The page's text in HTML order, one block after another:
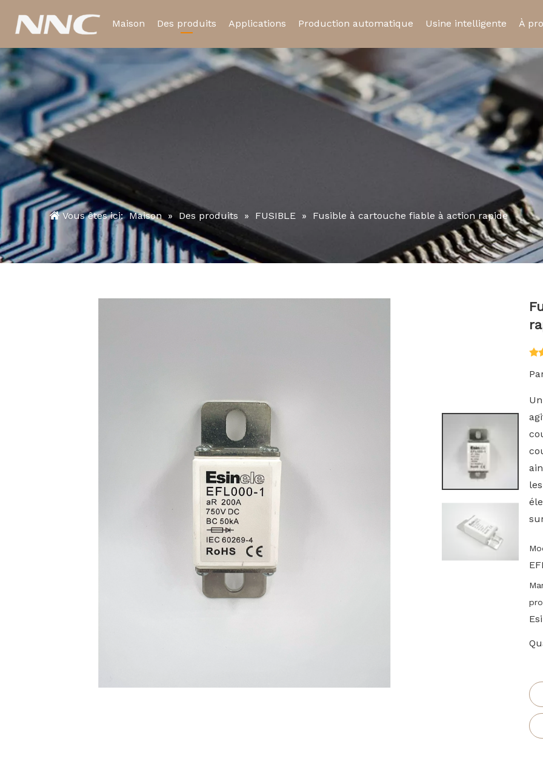
Maison Des produits
Relais électromagnétique Relais statique Relais automobile
Prise de relais Micro-
Applications Production automatique Usine intelligente À
Vous êtes ici: Maison » Des produits » FUSIBLE » Fusible à cartouche fiable à action rapide